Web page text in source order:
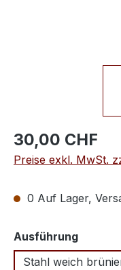
30,00 CHF
Preise exkl. MwSt.
0 Auf Lager,
Ausführung
Stahl weich